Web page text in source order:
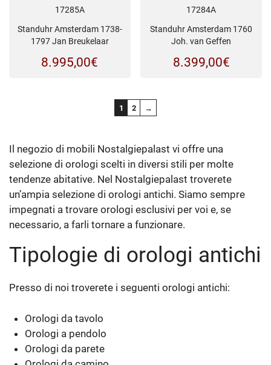
17285A
Standuhr Amsterdam 1738-
1797 Jan Breukelaar
8.995,00€
17284A
Standuhr Amsterdam 1760
Joh. van Geffen
8.399,00€
1 2 →
Il negozio di mobili Nostalgiepalast vi offre una
selezione di orologi scelti in diversi stili per molte
tendenze abitative. Nel Nostalgiepalast troverete
un’ampia selezione di orologi antichi. Siamo sempre
impegnati a trovare orologi esclusivi per voi e, se
necessario, a farli tornare a funzionare.
Tipologie di orologi antichi
Presso di noi troverete i seguenti orologi antichi:
Orologi da tavolo
Orologi a pendolo
Orologi da parete